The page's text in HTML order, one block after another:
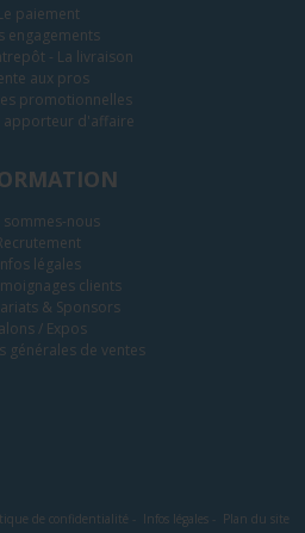
paiement
engagements
- La livraison
aux pros
promotionnelles
apporteur d'affaire
sommes-nous
légales
clients
& Sponsors
/ Expos
générales de ventes
de confidentialité - Infos légales- Plan du site